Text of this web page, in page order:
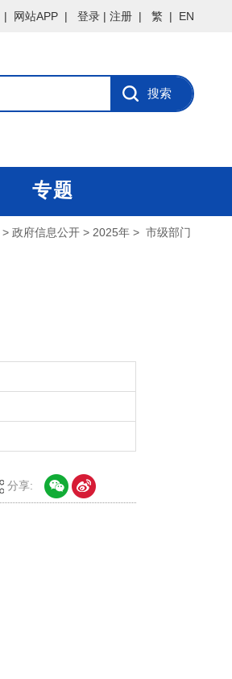
| 网站APP | 登录 | 注册 | 繁 | EN
专题
> 政府信息公开 > 2025年 > 市级部门
分享: